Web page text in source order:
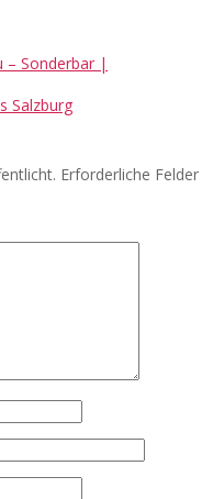
– Sonderbar |
Salzburg
Erforderliche Felder